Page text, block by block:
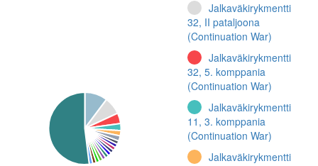
Jalkaväkirykmentti
32, II pataljoona
(Continuation War)
Jalkaväkirykmentti
32, 5. komppania
(Continuation War)
Jalkaväkirykmentti
11, 3. komppania
(Continuation War)
Jalkaväkirykmentti